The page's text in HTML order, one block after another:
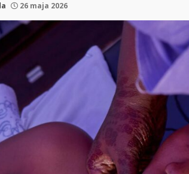
26 maja 2026